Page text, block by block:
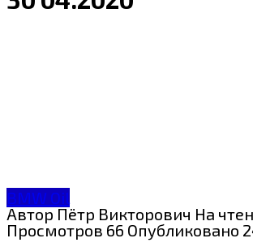
BMW Oil
АвторПётр Викторович На
Просмотров 66 Опубликовано